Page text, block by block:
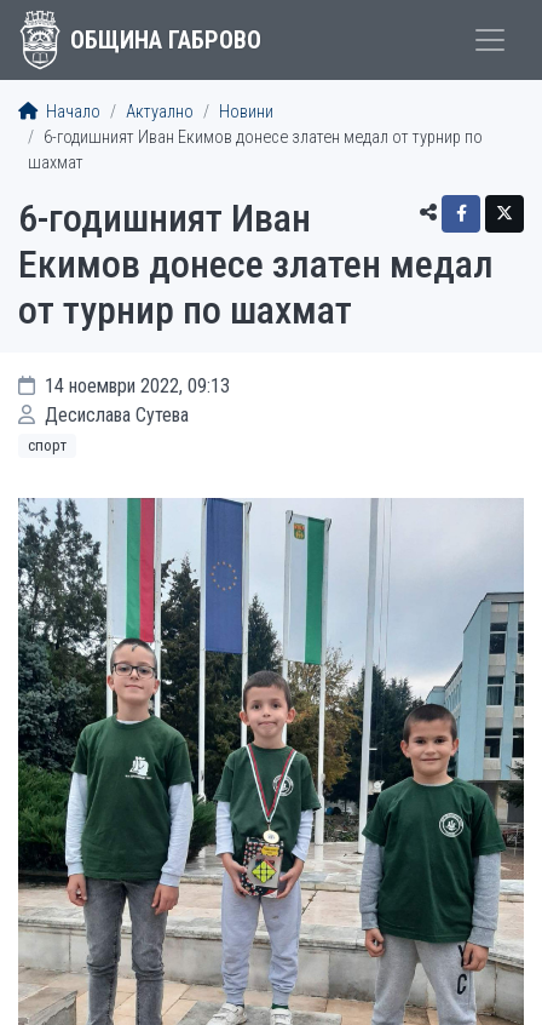
ОБЩИНА ГАБРОВО
Начало Актуално
Новини
6-годишният Иван Екимов донесе златен медал от турнир по
шахмат
6-годишният Иван
Екимов донесе златен медал
от турнир по шахмат
14 ноември 2022, 09:13
Десислава Сутева
спорт